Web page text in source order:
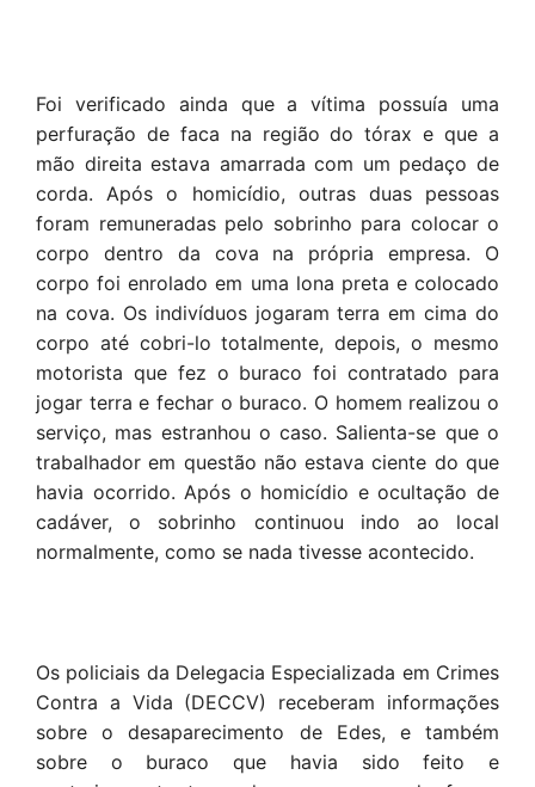
Foi verificado ainda que a vítima possuía uma
perfuração de faca na região do tórax e que a
mão direita estava amarrada com um pedaço de
corda. Após o homicídio, outras duas pessoas
foram remuneradas pelo sobrinho para colocar o
corpo dentro da cova na própria empresa. O
corpo foi enrolado em uma lona preta e colocado
na cova. Os indivíduos jogaram terra em cima do
corpo até cobri-lo totalmente, depois, o mesmo
motorista que fez o buraco foi contratado para
jogar terra e fechar o buraco. O homem realizou o
serviço, mas estranhou o caso. Salienta-se que o
trabalhador em questão não estava ciente do que
havia ocorrido. Após o homicídio e ocultação de
cadáver, o sobrinho continuou indo ao local
normalmente, como se nada tivesse acontecido.
Os policiais da Delegacia Especializada em Crimes
Contra a Vida (DECCV) receberam informações
sobre o desaparecimento de Edes, e também
sobre o buraco que havia sido feito e